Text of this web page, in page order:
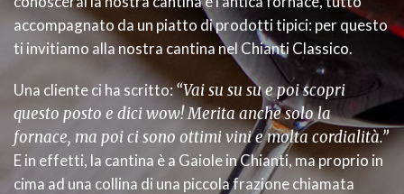
accompagnato da un piatto di prodotti tipici: per questo
ti invitiamo alla nostra cantina nel Chianti Classico.
Una cliente ci ha scritto:“Vai su su su e poi scopri
questo posto e dici wow! Merita anche solo la
fornace, ma poi ci sono ottimi vini e molta cordialità.”
E in effetti, la cantina è a Gaiole in Chianti, ma proprio in
cima ad una collina di una piccola frazione chiamata